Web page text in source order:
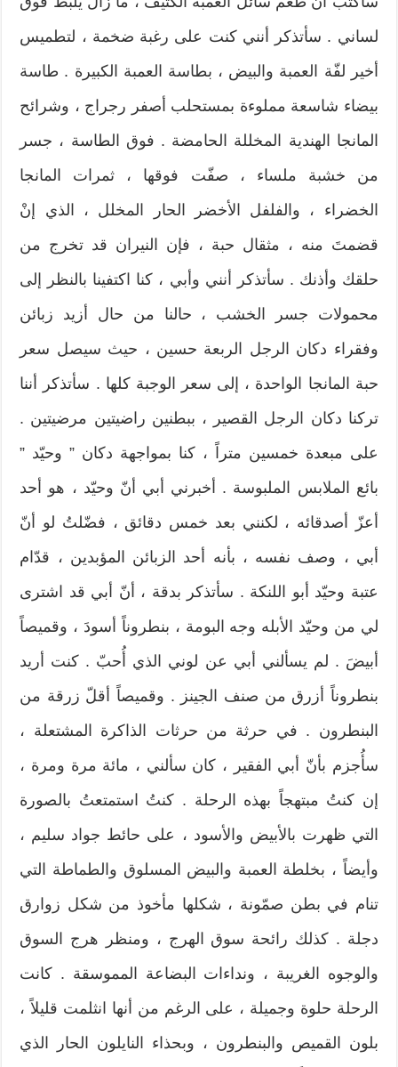
لساني . سأتذكر أنني كنت على رغبة ضخمة ، لتطميس
أخير لفّة العمبة والبيض ، بطاسة العمبة الكبيرة . طاسة
بيضاء شاسعة مملوءة بمستحلب أصفر رجراج ، وشرائح
المانجا الهندية المخللة الحامضة . فوق الطاسة ، جسر
من خشبة ملساء ، صفّت فوقها ، ثمرات المانجا
الخضراء ، والفلفل الأخضر الحار المخلل ، الذي إنْ
قضمتَ منه ، مثقال حبة ، فإن النيران قد تخرج من
حلقك وأذنك . سأتذكر أنني وأبي ، كنا اكتفينا بالنظر إلى
محمولات جسر الخشب ، حالنا من حال أزيد زبائن
وفقراء دكان الرجل الربعة حسين ، حيث سيصل سعر
حبة المانجا الواحدة ، إلى سعر الوجبة كلها . سأتذكر أننا
تركنا دكان الرجل القصير ، ببطنين راضيتين مرضيتين .
على مبعدة خمسين متراً ، كنا بمواجهة دكان ” وحيّد ”
بائع الملابس الملبوسة . أخبرني أبي أنّ وحيّد ، هو أحد
أعزّ أصدقائه ، لكنني بعد خمس دقائق ، فضّلتُ لو أنّ
أبي ، وصف نفسه ، بأنه أحد الزبائن المؤبدين ، قدّام
عتبة وحيّد أبو اللنكة . سأتذكر بدقة ، أنّ أبي قد اشترى
لي من وحيّد الأبله وجه البومة ، بنطروناً أسودَ ، وقميصاً
أبيضَ . لم يسألني أبي عن لوني الذي أُحبّ . كنت أريد
بنطروناً أزرق من صنف الجينز . وقميصاً أقلّ زرقة من
البنطرون . في حرثة من حرثات الذاكرة المشتعلة ،
سأُجزم بأنّ أبي الفقير ، كان سألني ، مائة مرة ومرة ،
إن كنتُ مبتهجاً بهذه الرحلة . كنتُ استمتعتُ بالصورة
التي ظهرت بالأبيض والأسود ، على حائط جواد سليم ،
وأيضاً ، بخلطة العمبة والبيض المسلوق والطماطة التي
تنام في بطن صمّونة ، شكلها مأخوذ من شكل زوارق
دجلة . كذلك رائحة سوق الهرج ، ومنظر هرج السوق
والوجوه الغريبة ، ونداءات البضاعة المموسقة . كانت
الرحلة حلوة وجميلة ، على الرغم من أنها انثلمت قليلاً ،
بلون القميص والبنطرون ، وبحذاء النايلون الحار الذي